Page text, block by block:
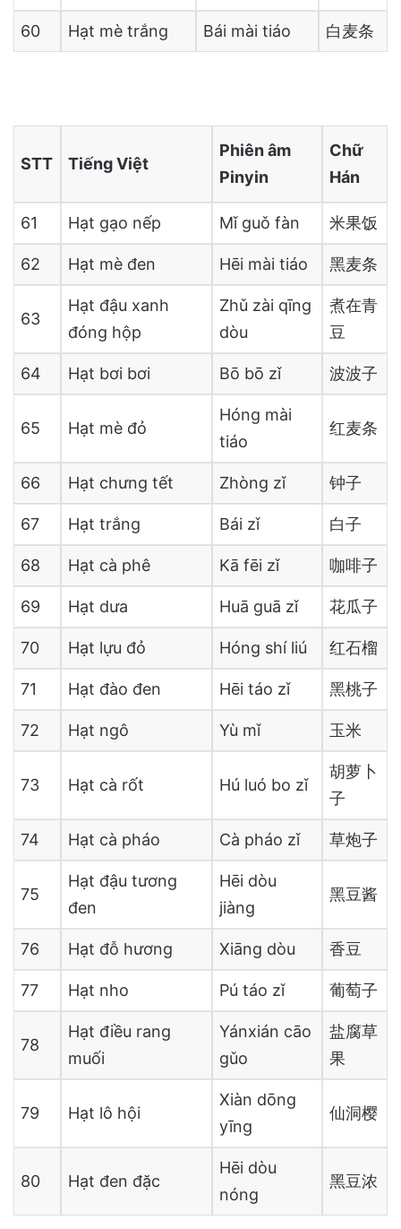
60 Hạt mè trắng Bái mài tiáo 白麦条
STT Tiếng Việt
Phiên âm
Pinyin
Chữ
Hán
61 Hạt gạo nếp Mǐ guǒ fàn 米果饭
62 Hạt mè đen Hēi mài tiáo 黑麦条
63
Hạt đậu xanh
đóng hộp
Zhǔ zài qīng
dòu
煮在青
豆
64 Hạt bơi bơi Bō bō zǐ 波波子
65 Hạt mè đỏ
Hóng mài
tiáo
红麦条
66 Hạt chưng tết Zhòng zǐ 钟子
67 Hạt trắng Bái zǐ 白子
68 Hạt cà phê Kā fēi zǐ 咖啡子
69 Hạt dưa Huā guā zǐ 花瓜子
70 Hạt lựu đỏ Hóng shí liú 红石榴
71 Hạt đào đen Hēi táo zǐ 黑桃子
72 Hạt ngô Yù mǐ 玉米
73 Hạt cà rốt Hú luó bo zǐ
胡萝卜
子
74 Hạt cà pháo Cà pháo zǐ 草炮子
75
Hạt đậu tương
đen
Hēi dòu
jiàng
黑豆酱
76 Hạt đỗ hương Xiāng dòu 香豆
77 Hạt nho Pú táo zǐ 葡萄子
78
Hạt điều rang
muối
Yánxián cāo
gǔo
盐腐草
果
79 Hạt lô hội
Xiàn dōng
yīng
仙洞樱
80 Hạt đen đặc
Hēi dòu
nóng
黑豆浓